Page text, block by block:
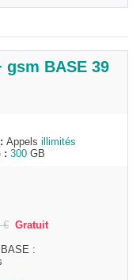
BASE 39
Appels illimités
: 300 GB
€ Gratuit
: